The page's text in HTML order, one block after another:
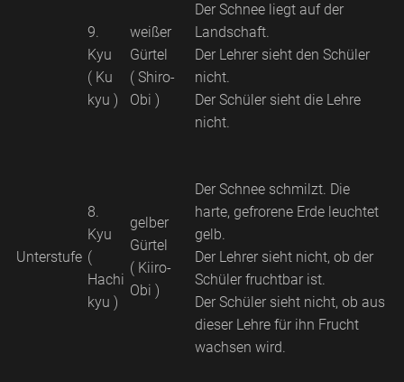
Unterstufe
9.
Kyu
( Ku
kyu )
weißer
Gürtel
( Shiro-
Obi )
Der Schnee liegt auf der
Landschaft.
Der Lehrer sieht den Schüler
nicht.
Der Schüler sieht die Lehre
nicht.
8.
Kyu
(
Hachi
kyu )
gelber
Gürtel
( Kiiro-
Obi )
Der Schnee schmilzt. Die
harte, gefrorene Erde leuchtet
gelb.
Der Lehrer sieht nicht, ob der
Schüler fruchtbar ist.
Der Schüler sieht nicht, ob aus
dieser Lehre für ihn Frucht
wachsen wird.